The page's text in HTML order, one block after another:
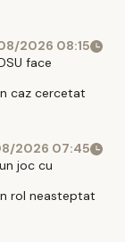
2026 08:15
face
caz cercetat
2026 07:45
joc cu
rol neasteptat